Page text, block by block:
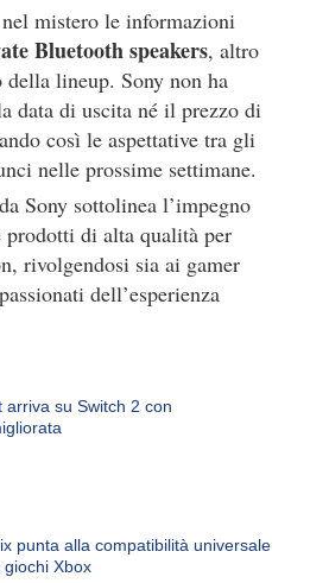
mistero le informazioni
Bluetooth speakers, altro
della lineup. Sony non ha
data di uscita né il prezzo di
così le aspettative tra gli
nelle prossime settimane.
Sony sottolinea l’impegno
prodotti di alta qualità per
rivolgendosi sia ai gamer
dell’esperienza
arriva su Switch 2 con
punta alla compatibilità universale
Xbox